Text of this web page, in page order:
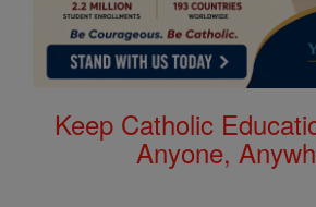
Keep Catholic
Anyone,